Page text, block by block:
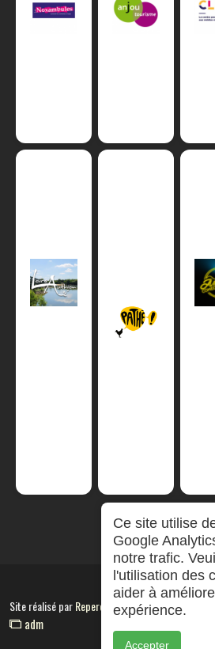
Site réalisé parRepereCom
adm
Ce site utilise
Google
notre trafic.
l'utilisation des
aider à
expérience.
Accepter